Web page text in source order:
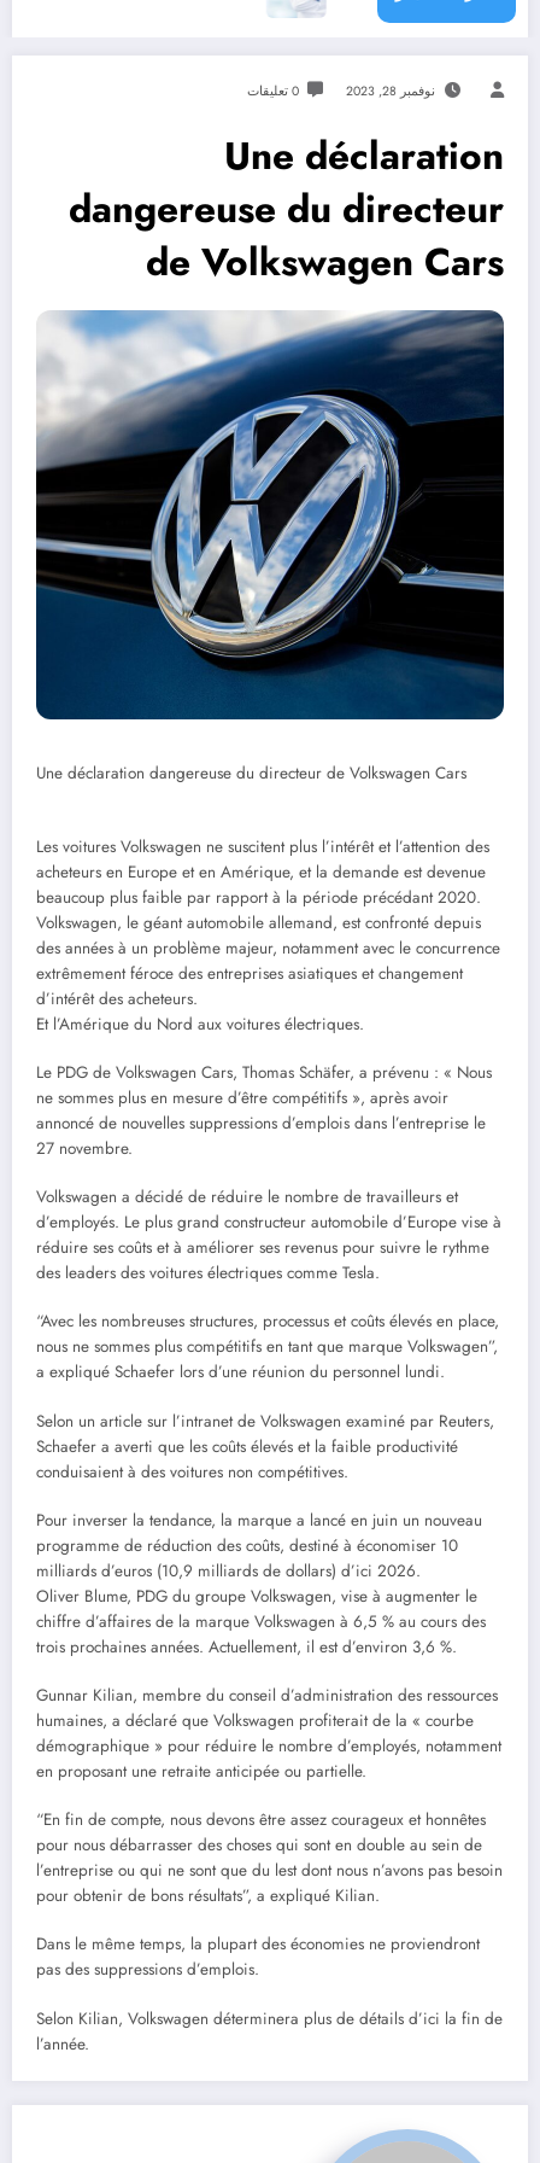
نوفمبر 28, 2023 0 تعليقات
Une déclaration
dangereuse du directeur
de Volkswagen Cars
Une déclaration dangereuse du directeur de Volkswagen Cars
Les voitures Volkswagen ne suscitent plus l’intérêt et l’attention des
acheteurs en Europe et en Amérique, et la demande est devenue
beaucoup plus faible par rapport à la période précédant 2020.
Volkswagen, le géant automobile allemand, est confronté depuis
des années à un problème majeur, notamment avec le concurrence
extrêmement féroce des entreprises asiatiques et changement
d’intérêt des acheteurs.
Et l’Amérique du Nord aux voitures électriques.
Le PDG de Volkswagen Cars, Thomas Schäfer, a prévenu : « Nous
ne sommes plus en mesure d’être compétitifs », après avoir
annoncé de nouvelles suppressions d’emplois dans l’entreprise le
27 novembre.
Volkswagen a décidé de réduire le nombre de travailleurs et
d’employés. Le plus grand constructeur automobile d’Europe vise à
réduire ses coûts et à améliorer ses revenus pour suivre le rythme
des leaders des voitures électriques comme Tesla.
“Avec les nombreuses structures, processus et coûts élevés en place,
nous ne sommes plus compétitifs en tant que marque Volkswagen”,
a expliqué Schaefer lors d’une réunion du personnel lundi.
Selon un article sur l’intranet de Volkswagen examiné par Reuters,
Schaefer a averti que les coûts élevés et la faible productivité
conduisaient à des voitures non compétitives.
Pour inverser la tendance, la marque a lancé en juin un nouveau
programme de réduction des coûts, destiné à économiser 10
milliards d’euros (10,9 milliards de dollars) d’ici 2026.
Oliver Blume, PDG du groupe Volkswagen, vise à augmenter le
chiffre d’affaires de la marque Volkswagen à 6,5 % au cours des
trois prochaines années. Actuellement, il est d’environ 3,6 %.
Gunnar Kilian, membre du conseil d’administration des ressources
humaines, a déclaré que Volkswagen profiterait de la « courbe
démographique » pour réduire le nombre d’employés, notamment
en proposant une retraite anticipée ou partielle.
“En fin de compte, nous devons être assez courageux et honnêtes
pour nous débarrasser des choses qui sont en double au sein de
l’entreprise ou qui ne sont que du lest dont nous n’avons pas besoin
pour obtenir de bons résultats”, a expliqué Kilian.
Dans le même temps, la plupart des économies ne proviendront
pas des suppressions d’emplois.
Selon Kilian, Volkswagen déterminera plus de détails d’ici la fin de
l’année.